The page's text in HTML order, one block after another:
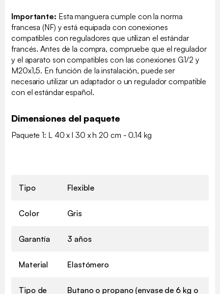
Importante: Esta manguera cumple con la norma
francesa (NF) y está equipada con conexiones
compatibles con reguladores que utilizan el estándar
francés. Antes de la compra, compruebe que el regulador
y el aparato son compatibles con las conexiones G1/2 y
M20x1,5. En función de la instalación, puede ser
necesario utilizar un adaptador o un regulador compatible
con el estándar español.
Dimensiones del paquete
Paquete 1: L 40 x l 30 x h 20 cm - 0.14 kg
Tipo Flexible
Color Gris
Garantía 3 años
Material Elastómero
Tipo de Butano o propano (envase de 6 kg o